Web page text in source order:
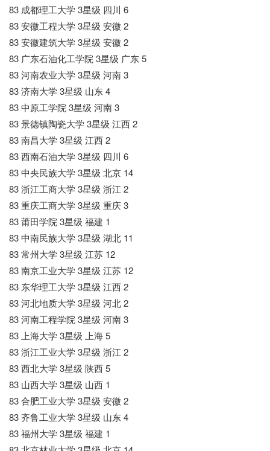
83 成都理工大学 3星级 四川 6
83 安徽工程大学 3星级 安徽 2
83 安徽建筑大学 3星级 安徽 2
83 广东石油化工学院 3星级 广东 5
83 河南农业大学 3星级 河南 3
83 济南大学 3星级 山东 4
83 中原工学院 3星级 河南 3
83 景德镇陶瓷大学 3星级 江西 2
83 南昌大学 3星级 江西 2
83 西南石油大学 3星级 四川 6
83 中央民族大学 3星级 北京 14
83 浙江工商大学 3星级 浙江 2
83 重庆工商大学 3星级 重庆 3
83 莆田学院 3星级 福建 1
83 中南民族大学 3星级 湖北 11
83 常州大学 3星级 江苏 12
83 南京工业大学 3星级 江苏 12
83 东华理工大学 3星级 江西 2
83 河北地质大学 3星级 河北 2
83 河南工程学院 3星级 河南 3
83 上海大学 3星级 上海 5
83 浙江工业大学 3星级 浙江 2
83 西北大学 3星级 陕西 5
83 山西大学 3星级 山西 1
83 合肥工业大学 3星级 安徽 2
83 齐鲁工业大学 3星级 山东 4
83 福州大学 3星级 福建 1